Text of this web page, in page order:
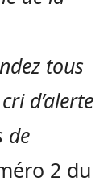
tous
d’alerte
de
2 du